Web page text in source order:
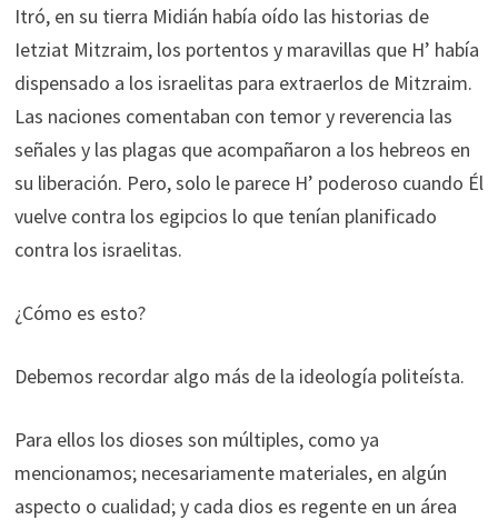
Itró, en su tierra Midián había oído las historias de
Ietziat Mitzraim, los portentos y maravillas que H’ había
dispensado a los israelitas para extraerlos de Mitzraim.
Las naciones comentaban con temor y reverencia las
señales y las plagas que acompañaron a los hebreos en
su liberación. Pero, solo le parece H’ poderoso cuando Él
vuelve contra los egipcios lo que tenían planificado
contra los israelitas.
¿Cómo es esto?
Debemos recordar algo más de la ideología politeísta.
Para ellos los dioses son múltiples, como ya
mencionamos; necesariamente materiales, en algún
aspecto o cualidad; y cada dios es regente en un área